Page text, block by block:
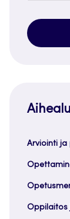
Arviointi ja
Oppilaitos